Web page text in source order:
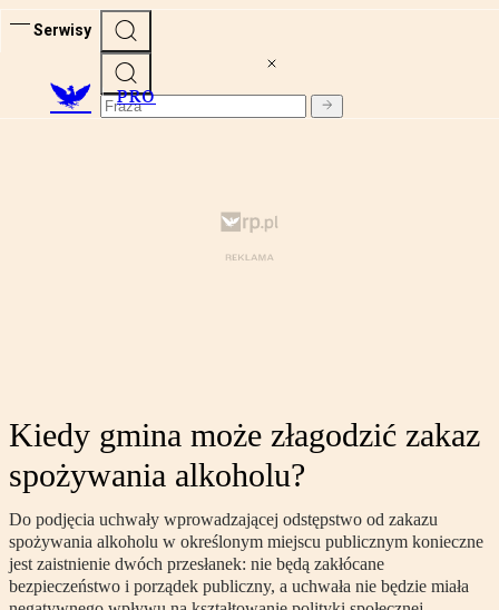
Serwisy
PRO
Kiedy gmina może złagodzić zakaz
spożywania alkoholu?
Do podjęcia uchwały wprowadzającej odstępstwo od zakazu
spożywania alkoholu w określonym miejscu publicznym konieczne
jest zaistnienie dwóch przesłanek: nie będą zakłócane
bezpieczeństwo i porządek publiczny, a uchwała nie będzie miała